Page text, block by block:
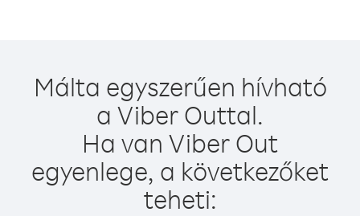
Málta egyszerűen hívható
a Viber Outtal.
Ha van Viber Out
egyenlege, a következőket
teheti: